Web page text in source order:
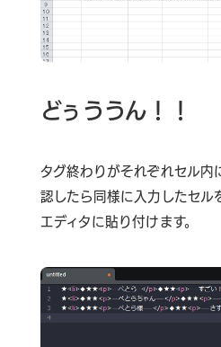
どぅううん！！
タグ終わりがそれぞれセル内
認したら同様に入力したセル
エディタに貼り付けます。